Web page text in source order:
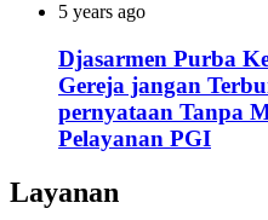
5 years ago
Djasarmen Purba
Gereja jangan
pernyataan Tanpa
Pelayanan PGI
Layanan